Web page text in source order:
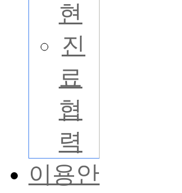
현
진
료
협
력
이용안